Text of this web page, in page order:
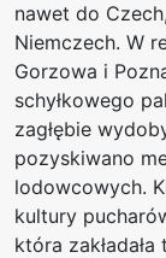
nawet do
Niemczech. W
Gorzowa i
schyłkowego
zagłębie
pozyskiwano
lodowcowych.
kultury
która